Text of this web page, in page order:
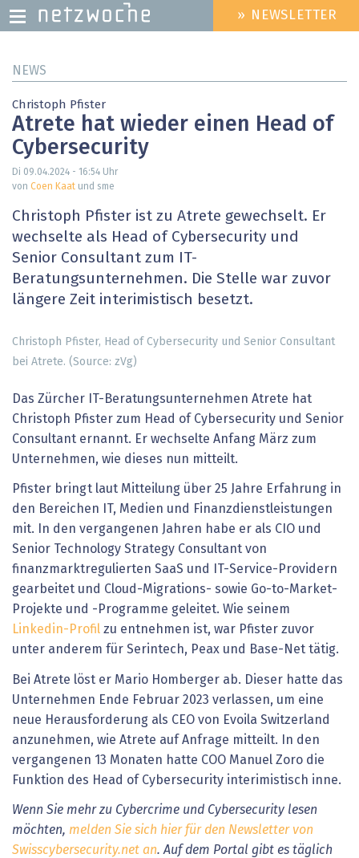
zum
HEADER
MENU
» NEWSLETTER
NEWS
Christoph Pfister
Atrete hat wieder einen Head of
Cybersecurity
Di 09.04.2024 - 16:54 Uhr
von Coen Kaat und sme
Christoph Pfister ist zu Atrete gewechselt. Er
wechselte als Head of Cybersecurity und
Senior Consultant zum IT-
Beratungsunternehmen. Die Stelle war zuvor
längere Zeit interimistisch besetzt.
Christoph Pfister, Head of Cybersecurity und Senior Consultant
bei Atrete. (Source: zVg)
Das Zürcher IT-Beratungsunternehmen Atrete hat
Christoph Pfister zum Head of Cybersecurity und Senior
Consultant ernannt. Er wechselte Anfang März zum
Unternehmen, wie dieses nun mitteilt.
Pfister bringt laut Mitteilung über 25 Jahre Erfahrung in
den Bereichen IT, Medien und Finanzdienstleistungen
mit. In den vergangenen Jahren habe er als CIO und
Senior Technology Strategy Consultant von
finanzmarktregulierten SaaS und IT-Service-Providern
gearbeitet und Cloud-Migrations- sowie Go-to-Market-
Projekte und -Programme geleitet. Wie seinem
Linkedin-Profil zu entnehmen ist, war Pfister zuvor
unter anderem für Serintech, Peax und Base-Net tätig.
Bei Atrete löst er Mario Homberger ab. Dieser hatte das
Unternehmen Ende Februar 2023 verlassen, um eine
neue Herausforderung als CEO von Evoila Switzerland
anzunehmen, wie Atrete auf Anfrage mitteilt. In den
vergangenen 13 Monaten hatte COO Manuel Zoro die
Funktion des Head of Cybersecurity interimistisch inne.
Wenn Sie mehr zu Cybercrime und Cybersecurity lesen
möchten, melden Sie sich hier für den Newsletter von
Swisscybersecurity.net an. Auf dem Portal gibt es täglich